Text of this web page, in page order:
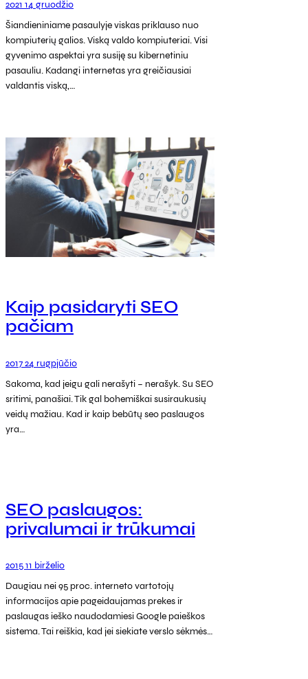
2021 14 gruodžio
Šiandieniniame pasaulyje viskas priklauso nuo
kompiuterių galios. Viską valdo kompiuteriai. Visi
gyvenimo aspektai yra susiję su kibernetiniu
pasauliu. Kadangi internetas yra greičiausiai
valdantis viską,…
Kaip pasidaryti SEO
pačiam
2017 24 rugpjūčio
Sakoma, kad jeigu gali nerašyti – nerašyk. Su SEO
sritimi, panašiai. Tik gal bohemiškai susiraukusių
veidų mažiau. Kad ir kaip bebūtų seo paslaugos
yra…
SEO paslaugos:
privalumai ir trūkumai
2015 11 birželio
Daugiau nei 95 proc. interneto vartotojų
informacijos apie pageidaujamas prekes ir
paslaugas ieško naudodamiesi Google paieškos
sistema. Tai reiškia, kad jei siekiate verslo sėkmės…